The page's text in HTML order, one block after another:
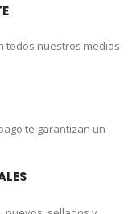
todos nuestros medios
te garantizan un